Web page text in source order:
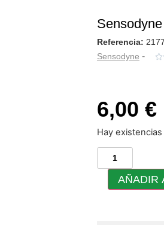
Referencia:
Sensodyne - 
6,00 €
Hay existencias
AÑADIR